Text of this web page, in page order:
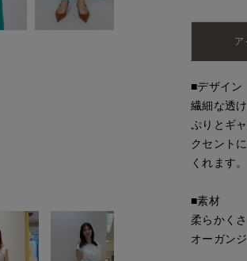
ア
■デザイン
繊細な透
ぷりとギ
クセント
くれます。
■素材
柔らかく
オーガン